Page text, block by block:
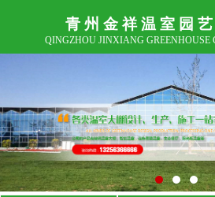
青 州 金 祥 温 室 园 艺
QINGZHOU JINXIANG GREENHOUSE